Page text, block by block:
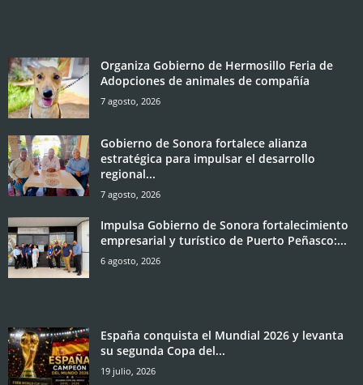
Organiza Gobierno de Hermosillo Feria de
Adopciones de animales de compañía
7 agosto, 2026
Gobierno de Sonora fortalece alianza
estratégica para impulsar el desarrollo
regional...
7 agosto, 2026
Impulsa Gobierno de Sonora fortalecimiento
empresarial y turístico de Puerto Peñasco:...
6 agosto, 2026
España conquista el Mundial 2026 y levanta
su segunda Copa del...
19 julio, 2026